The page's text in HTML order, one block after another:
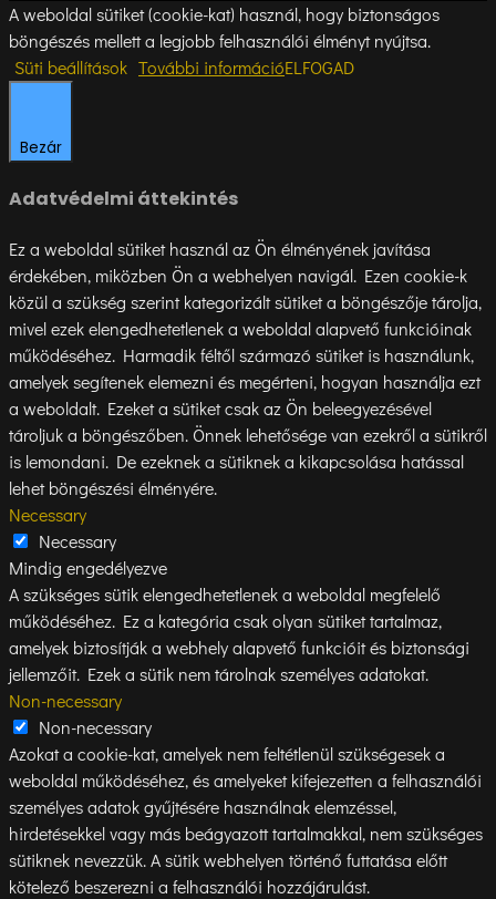
A weboldal sütiket (cookie-kat) használ, hogy biztonságos
böngészés mellett a legjobb felhasználói élményt nyújtsa.
Süti beállítások További információELFOGAD
Bezár
Adatvédelmi áttekintés
Ez a weboldal sütiket használ az Ön élményének javítása
érdekében, miközben Ön a webhelyen navigál. Ezen cookie-k
közül a szükség szerint kategorizált sütiket a böngészője tárolja,
mivel ezek elengedhetetlenek a weboldal alapvető funkcióinak
működéséhez. Harmadik féltől származó sütiket is használunk,
amelyek segítenek elemezni és megérteni, hogyan használja ezt
a weboldalt. Ezeket a sütiket csak az Ön beleegyezésével
tároljuk a böngészőben. Önnek lehetősége van ezekről a sütikről
is lemondani. De ezeknek a sütiknek a kikapcsolása hatással
lehet böngészési élményére.
Necessary
Necessary
Mindig engedélyezve
A szükséges sütik elengedhetetlenek a weboldal megfelelő
működéséhez. Ez a kategória csak olyan sütiket tartalmaz,
amelyek biztosítják a webhely alapvető funkcióit és biztonsági
jellemzőit. Ezek a sütik nem tárolnak személyes adatokat.
Non-necessary
Non-necessary
Azokat a cookie-kat, amelyek nem feltétlenül szükségesek a
weboldal működéséhez, és amelyeket kifejezetten a felhasználói
személyes adatok gyűjtésére használnak elemzéssel,
hirdetésekkel vagy más beágyazott tartalmakkal, nem szükséges
sütiknek nevezzük. A sütik webhelyen történő futtatása előtt
kötelező beszerezni a felhasználói hozzájárulást.